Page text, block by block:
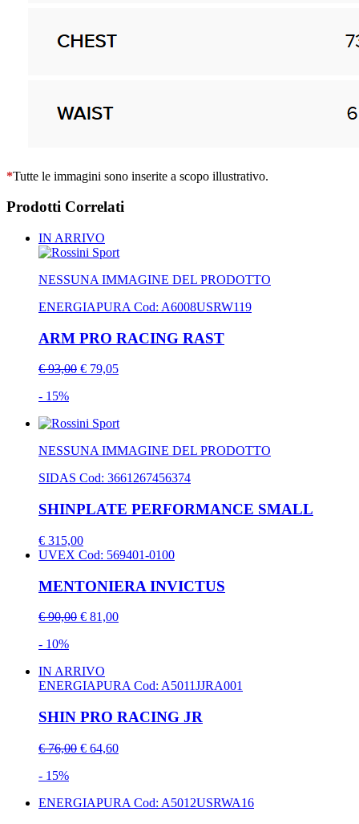
*Tutte le immagini sono inserite a scopo illustrativo.
Prodotti Correlati
IN ARRIVO
NESSUNA IMMAGINE DEL PRODOTTO
ENERGIAPURA Cod: A6008USRW119
ARM PRO RACING RAST
€ 93,00 € 79,05
- 15%
NESSUNA IMMAGINE DEL PRODOTTO
SIDAS Cod: 3661267456374
SHINPLATE PERFORMANCE SMALL
€ 315,00
UVEX Cod: 569401-0100
MENTONIERA INVICTUS
€ 90,00 € 81,00
- 10%
IN ARRIVO
ENERGIAPURA Cod: A5011JJRA001
SHIN PRO RACING JR
€ 76,00 € 64,60
- 15%
ENERGIAPURA Cod: A5012USRWA16